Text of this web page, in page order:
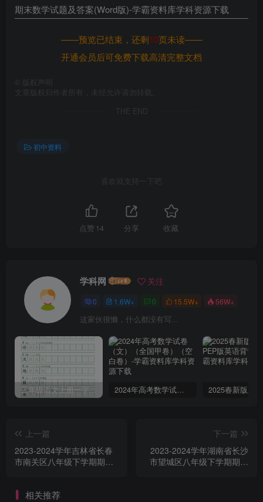
——预览已结束，还剩10页未读——
开通会员后可免费下载高清完整文档
版权声明
文章版权归作者所有，未经允许请勿转载。
THE END
初中资料
喜欢就支持一下吧
点赞 14 分享 收藏
学科网 关注
0 1.6W+ 0 15.5W+ 56W+
这家伙很懒，什么都没有写...
三年级语文上册一字三描红写字表字帖 2024年高考数学试卷（文）（全国甲卷）（空白卷）
上一篇
2023-2024学年吉林省长春
市南关区八年级下学期期末
下一篇
2023-2024学年湖南省长沙
市望城区八年级下学期期末
相关推荐